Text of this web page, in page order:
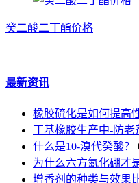
癸二酸二丁酯价格
最新资讯
橡胶硫化是如何提高
丁基橡胶生产中-防老
什么是10-溴代癸酸？
为什么六方氮化硼才
增香剂的种类与效果